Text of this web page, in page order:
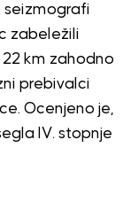
seizmografi
zabeležili
22 km zahodno
prebivalci
Ocenjeno je,
IV. stopnje